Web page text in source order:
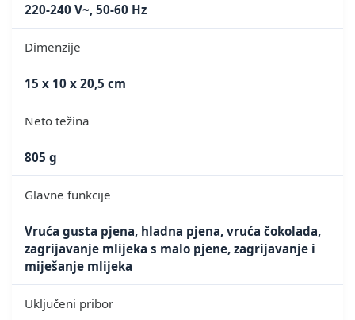
220-240 V~, 50-60 Hz
Dimenzije
15 x 10 x 20,5 cm
Neto težina
805 g
Glavne funkcije
Vruća gusta pjena, hladna pjena, vruća čokolada,
zagrijavanje mlijeka s malo pjene, zagrijavanje i
miješanje mlijeka
Uključeni pribor